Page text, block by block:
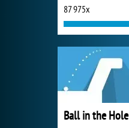
87 975x
Ball in the Hole